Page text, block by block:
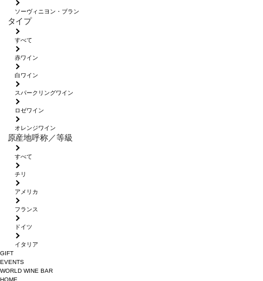
ソーヴィニヨン・ブラン
タイプ
すべて
赤ワイン
白ワイン
スパークリングワイン
ロゼワイン
オレンジワイン
原産地呼称／等級
すべて
チリ
アメリカ
フランス
ドイツ
イタリア
GIFT
EVENTS
WORLD WINE BAR
HOME